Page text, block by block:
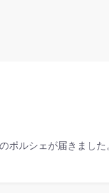
ポルシェが届きました